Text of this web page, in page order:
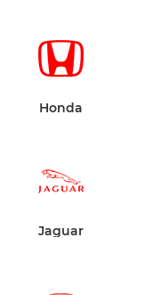
Honda
Jaguar